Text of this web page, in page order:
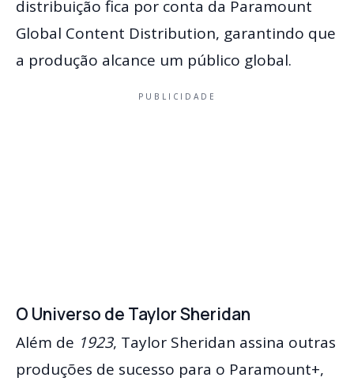
distribuição fica por conta da Paramount
Global Content Distribution, garantindo que
a produção alcance um público global.
PUBLICIDADE
O Universo de Taylor Sheridan
Além de 1923, Taylor Sheridan assina outras
produções de sucesso para o Paramount+,